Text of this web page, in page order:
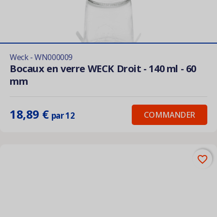
Weck - WN000009
Bocaux en verre WECK Droit - 140 ml - 60
mm
18,89 € par 12 COMMANDER
favorite_border